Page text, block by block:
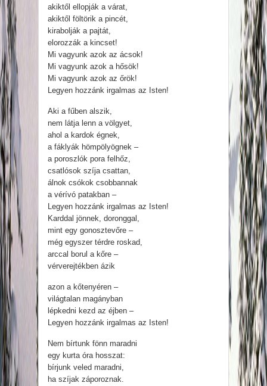
akiktől ellopják a várat,
akiktől föltörik a pincét,
kirabolják a pajtát,
elorozzák a kincset!
Mi vagyunk azok az ácsok!
Mi vagyunk azok a hősök!
Mi vagyunk azok az őrök!
Legyen hozzánk irgalmas az Isten!
Aki a fűben alszik,
nem látja lenn a völgyet,
ahol a kardok égnek,
a fáklyák hömpölyögnek –
a poroszlók pora felhőz,
csatlósok szíja csattan,
álnok csókok csobbannak
a vérívó patakban –
Legyen hozzánk irgalmas az Isten!
Karddal jönnek, doronggal,
mint egy gonosztevőre –
még egyszer térdre roskad,
arccal borul a kőre –
vérverejtékben ázik
azon a kőtenyéren –
világtalan magányban
lépkedni kezd az éjben –
Legyen hozzánk irgalmas az Isten!
Nem bírtunk fönn maradni
egy kurta óra hosszat:
bírjunk veled maradni,
ha szíjak záporoznak.